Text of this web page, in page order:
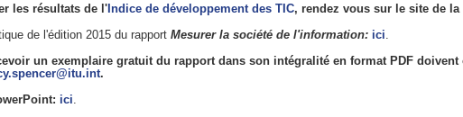
les résultats de l'Indice de développement des TIC, rendez vous sur le site de la
de l'édition 2015 du rapport Mesurer la société de l'information: ici
un exemplaire gratuit du rapport dans son intégralité en format PDF doivent
.
ici